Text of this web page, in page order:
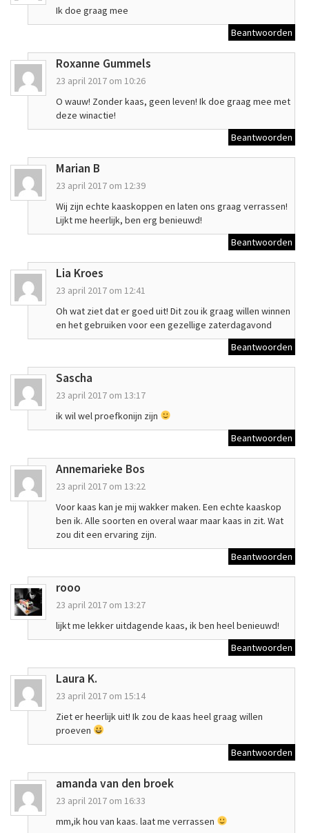
Ik doe graag mee
Beantwoorden
Roxanne Gummels
23 april 2017 om 10:26
O wauw! Zonder kaas, geen leven! Ik doe graag mee met
deze winactie!
Beantwoorden
Marian B
23 april 2017 om 12:39
Wij zijn echte kaaskoppen en laten ons graag verrassen!
Lijkt me heerlijk, ben erg benieuwd!
Beantwoorden
Lia Kroes
23 april 2017 om 12:41
Oh wat ziet dat er goed uit! Dit zou ik graag willen winnen
en het gebruiken voor een gezellige zaterdagavond
Beantwoorden
Sascha
23 april 2017 om 13:17
ik wil wel proefkonijn zijn
Beantwoorden
Annemarieke Bos
23 april 2017 om 13:22
Voor kaas kan je mij wakker maken. Een echte kaaskop
ben ik. Alle soorten en overal waar maar kaas in zit. Wat
zou dit een ervaring zijn.
Beantwoorden
rooo
23 april 2017 om 13:27
lijkt me lekker uitdagende kaas, ik ben heel benieuwd!
Beantwoorden
Laura K.
23 april 2017 om 15:14
Ziet er heerlijk uit! Ik zou de kaas heel graag willen
proeven
Beantwoorden
amanda van den broek
23 april 2017 om 16:33
mm,ik hou van kaas. laat me verrassen